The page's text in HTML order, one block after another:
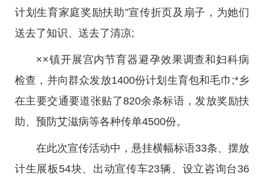
计划生育家庭奖励扶助”宣传折页及扇子，为她们
送去了知识、送去了清凉;
××镇开展宫内节育器避孕效果调查和妇科病
检查，并向群众发放1400份计划生育包和毛巾;*乡
在主要交通要道张贴了820余条标语，发放奖励扶
助、预防艾滋病等各种传单4500份。
在此次宣传活动中，悬挂横幅标语33条、摆放
计生展板54块、出动宣传车23辆、设立咨询台36